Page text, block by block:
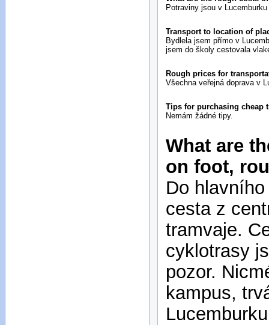
Potraviny jsou v
Transport to location of
Bydlela jsem přímo v
jsem do školy cestovala
Rough prices for
Všechna veřejná doprava v
Tips for purchasing cheap
Nemám žádné tipy.
What are
on foot,
Do
cesta z
tramvaje.
cyklotrasy
pozor.
kampus,